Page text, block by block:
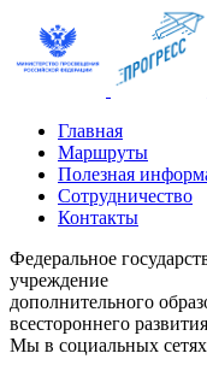
Главная
Маршруты
Полезная
Сотрудничество
Контакты
Федеральное
учреждение
дополнительного
всестороннего
Мы в социальных сетях